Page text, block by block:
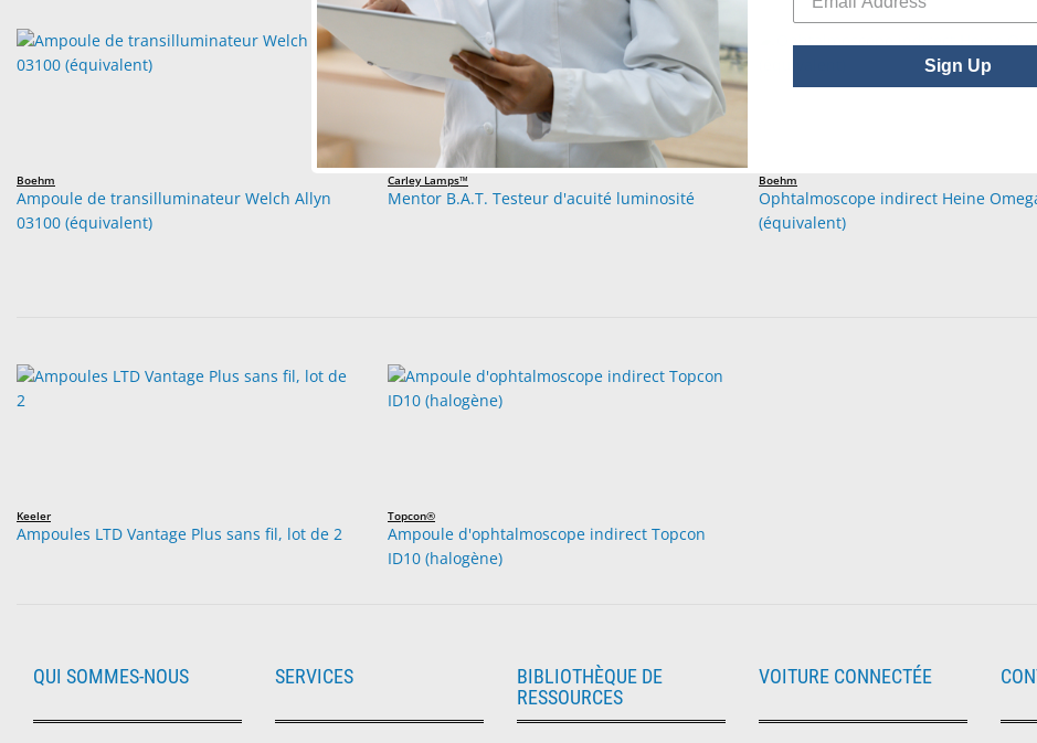
Boehm
Ampoule de transilluminateur Welch Allyn
03100 (équivalent)
Carley Lamps™
Mentor B.A.T. Testeur d'acuité luminosité
Boehm
Ophtalmoscope indirect Heine
(équivalent)
Keeler
Ampoules LTD Vantage Plus sans fil, lot de 2
Topcon®
Ampoule d'ophtalmoscope indirect Topcon
ID10 (halogène)
QUI SOMMES-NOUS SERVICES
BIBLIOTHÈQUE DE
RESSOURCES
VOITURE CONNECTÉE
Sign Up